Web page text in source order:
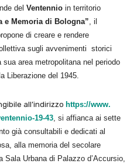
del Ventennio in territorio
e Memoria di Bologna”, il
di creare e rendere
sugli avvenimenti storici
area metropolitana nel periodo
Liberazione del 1945.
all’indirizzo https://www.
19-43, si affianca ai sette
già consultabili e dedicati al
alla memoria del secolare
Urbana di Palazzo d’Accursio,